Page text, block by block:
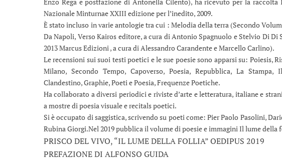
Nazionale Minturnae XXIII edizione per l’inedito, 2009.
È stato incluso in varie antologie tra cui : Melodia della terra (Secondo
Da Napoli, Verso Kairos editore, a cura di Antonio Spagnuolo e Stelvio Di
2013 Marcus Edizioni , a cura di Alessandro Carandente e Marcello Carlino).
Le recensioni sui suoi testi poetici e le sue poesie sono apparsi su: Poiesis,
Milano, Secondo Tempo, Capoverso, Poesia, Repubblica, La
Clandestino, Graphie, Poeti e Poesia, Frequenze Poetiche.
Ha collaborato a diversi periodici e riviste d’arte e letteratura, italiane e
a mostre di poesia visuale e recitals poetici.
Si è occupato di saggistica, scrivendo su poeti come: Pier Paolo Pasolini,
Rubina Giorgi.Nel 2019 pubblica il volume di poesie e immagini Il lume della
PRISCO DEL VIVO, “IL LUME DELLA FOLLIA” OEDIPUS 2019
PREFAZIONE DI ALFONSO GUIDA